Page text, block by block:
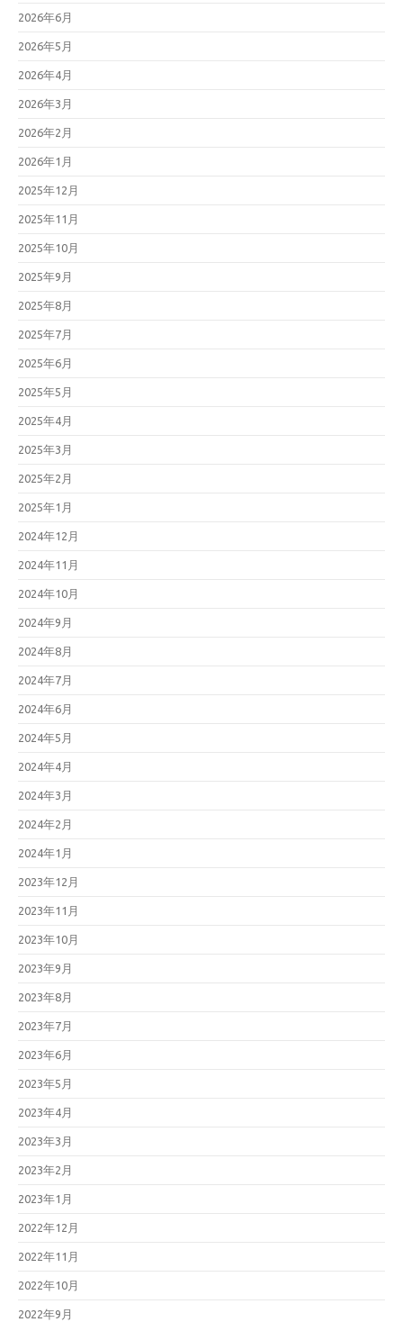
2026年6月
2026年5月
2026年4月
2026年3月
2026年2月
2026年1月
2025年12月
2025年11月
2025年10月
2025年9月
2025年8月
2025年7月
2025年6月
2025年5月
2025年4月
2025年3月
2025年2月
2025年1月
2024年12月
2024年11月
2024年10月
2024年9月
2024年8月
2024年7月
2024年6月
2024年5月
2024年4月
2024年3月
2024年2月
2024年1月
2023年12月
2023年11月
2023年10月
2023年9月
2023年8月
2023年7月
2023年6月
2023年5月
2023年4月
2023年3月
2023年2月
2023年1月
2022年12月
2022年11月
2022年10月
2022年9月